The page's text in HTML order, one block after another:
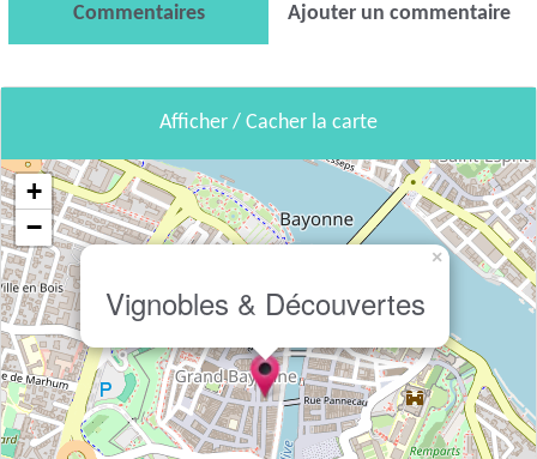
Commentaires Ajouter un commentaire
Afficher / Cacher la carte
Vignobles & Découvertes
×
+
−